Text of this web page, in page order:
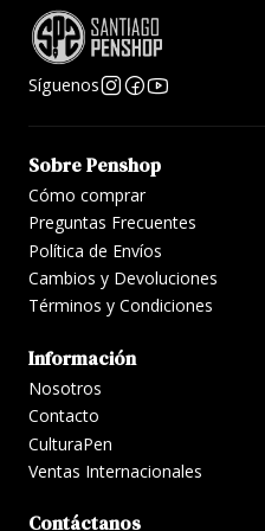
Síguenos
Sobre Penshop
Cómo comprar
Preguntas Frecuentes
Política de Envíos
Cambios y Devoluciones
Términos y Condiciones
Información
Nosotros
Contacto
CulturaPen
Ventas Internacionales
Contáctanos